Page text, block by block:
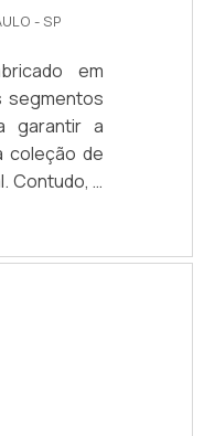
- SP
em
segmentos
garantir a
coleção de
Contudo, é
com
para o
tão